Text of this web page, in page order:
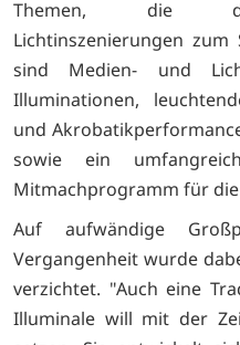
Themen, die
Lichtinszenierungen
sind Medien- und
Illuminationen,
und
sowie ein
Mitmachprogramm für die
Auf aufwändige
Vergangenheit wurde
verzichtet. "Auch eine
Illuminale will mit der